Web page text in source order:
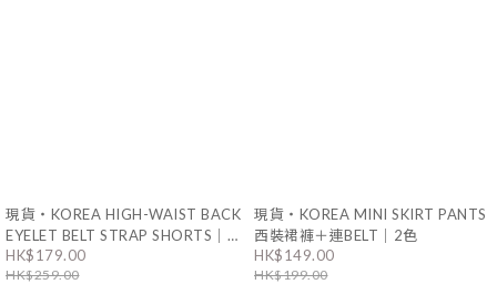
現貨・KOREA HIGH-WAIST BACK
EYELET BELT STRAP SHORTS｜3
色
HK$179.00
HK$259.00
現貨・KOREA MINI SKIRT PANTS
西裝裙褲＋連BELT｜2色
HK$149.00
HK$199.00